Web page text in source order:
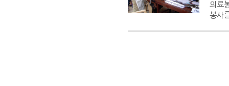
의료
봉사